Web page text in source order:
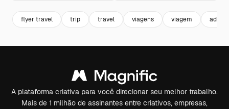
flyer travel trip travel viagens viagem
A plataforma criativa para você direcionar seu melhor trabalho.
Mais de 1 milhão de assinantes entre criativos, empresas,